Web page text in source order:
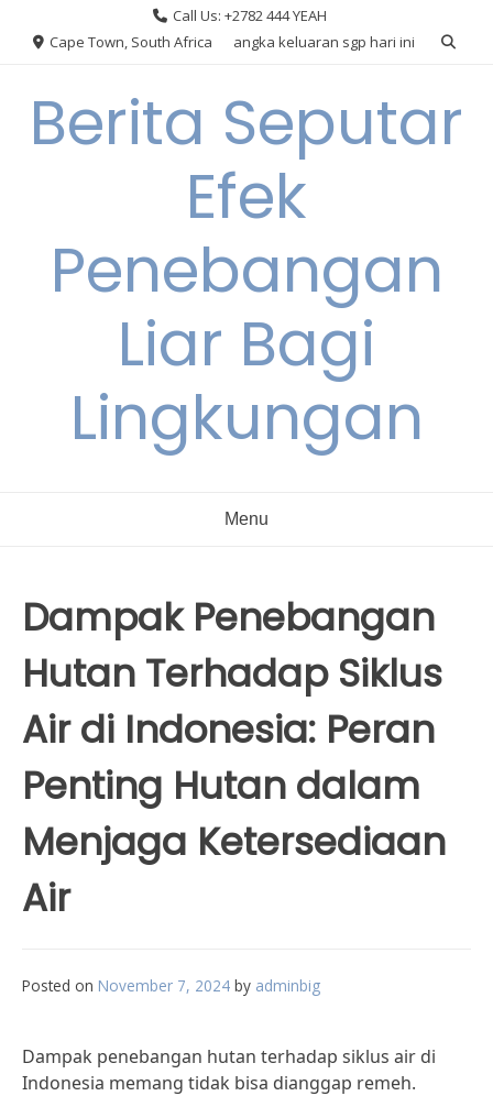
Call Us: +2782 444 YEAH
Cape Town, South Africa
angka keluaran sgp hari ini
Berita Seputar
Efek
Penebangan
Liar Bagi
Lingkungan
Menu
Dampak Penebangan
Hutan Terhadap Siklus
Air di Indonesia: Peran
Penting Hutan dalam
Menjaga Ketersediaan
Air
Posted on November 7, 2024 by adminbig
Dampak penebangan hutan terhadap siklus air di
Indonesia memang tidak bisa dianggap remeh.